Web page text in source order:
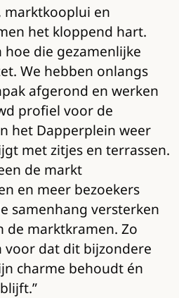
marktkooplui en
het kloppend hart.
die gezamenlijke
We hebben onlangs
afgerond en werken
profiel voor de
het Dapperplein weer
met zitjes en terrassen.
de markt
en meer bezoekers
samenhang versterken
de marktkramen. Zo
voor dat dit bijzondere
charme behoudt én